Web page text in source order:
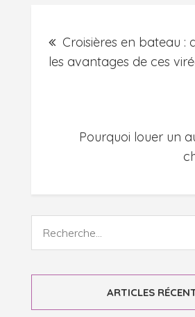
deCroisières en bateau :
les avantages de ces
Pourquoi louer un
ARTICLES